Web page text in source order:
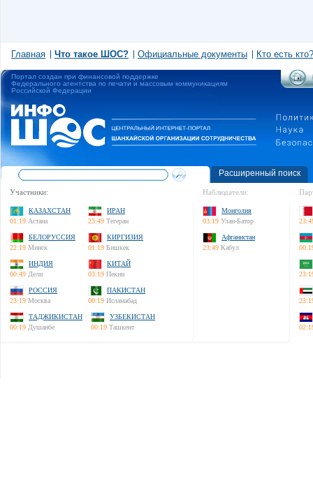
Главная Что такое ШОС? Официальные документы Кто есть кто?
Портал создан при финансовой поддержке
Федерального агентства по печати и массовым коммуникациям
Российской Федерации
Расширенный поиск
Участники:
КАЗАХСТАН
01:19 Астана
ИРАН
23:49 Тегеран
БЕЛОРУССИЯ
22:19 Минск
КИРГИЗИЯ
01:19 Бишкек
ИНДИЯ
00:49 Дели
КИТАЙ
03:19 Пекин
РОССИЯ
23:19 Москва
ПАКИСТАН
00:19 Исламабад
ТАДЖИКИСТАН
00:19 Душанбе
УЗБЕКИСТАН
00:19 Ташкент
Наблюдатели:
Монголия
03:19 Улан-Батор
Афганистан
23:49 Кабул